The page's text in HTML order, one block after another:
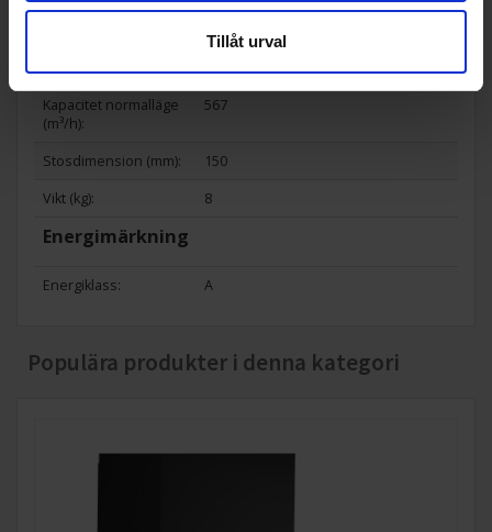
Tillåt urval
(m³/h):
61 decibel A (ljudet av en dusch ligge
r på ca 60-70 dB A)
Kapacitet normalläge
(m³/h):
567
Stosdimension (mm):
150
Vikt (kg):
8
Energimärkning
Energiklass: A
Populära produkter i denna kategori